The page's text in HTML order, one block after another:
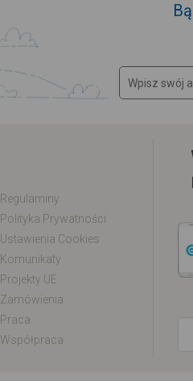
Regulaminy
Polityka Prywatności
Ustawienia Cookies
Komunikaty
Projekty UE
Zamówienia
Praca
Współpraca